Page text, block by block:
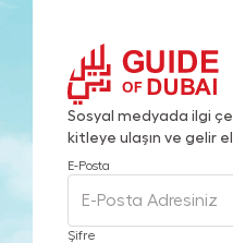
Sosyal medyada ilgi
kitleye ulaşın ve gelir
E-Posta
Şifre